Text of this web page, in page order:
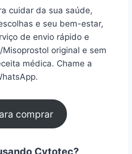
cuidar da sua saúde,
e seu bem-estar,
de envio rápido e
original e sem
médica. Chame a
comprar